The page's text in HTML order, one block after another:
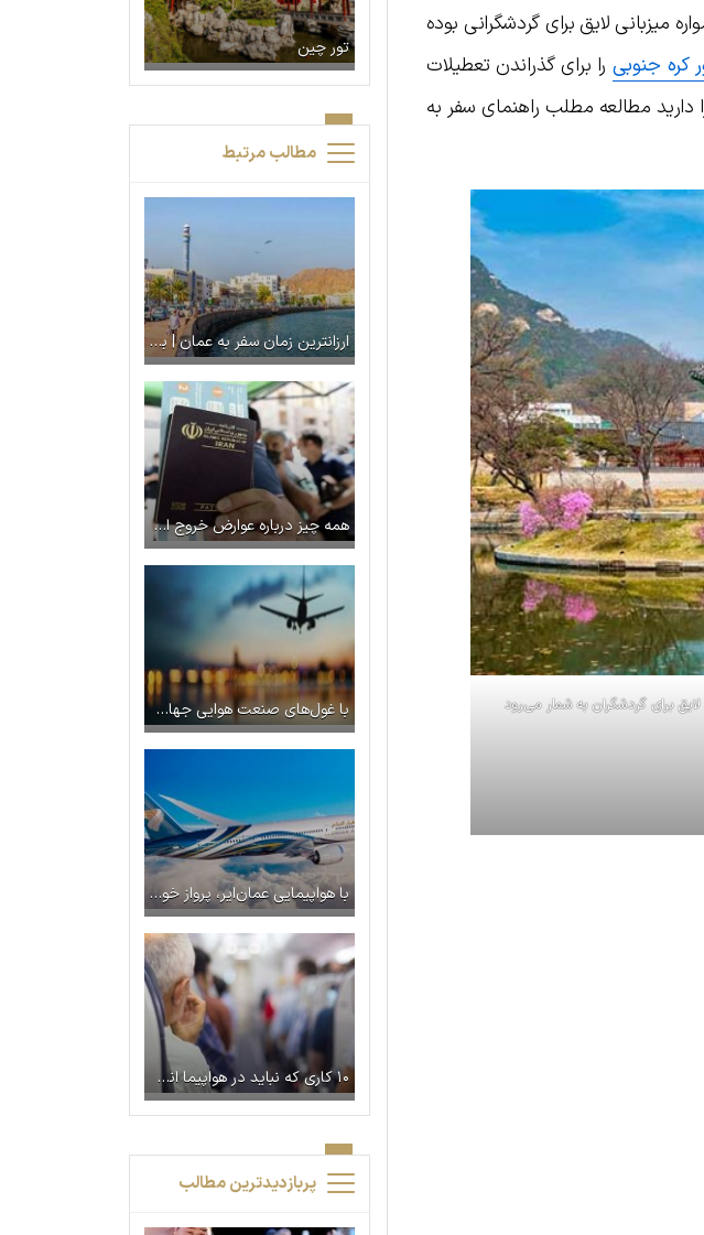
میزبانی لایق برای گردشگرانی بوده
کره جنوبی را برای گذراندن تعطیلات
مطالعه مطلب راهنمای سفر به
برای گردشگران به شمار می‌رود
تور چین
مطالب مرتبط
ارزانترین زمان سفر به عمان | بهار یا زمستان؟
همه چیز درباره عوارض خروج از کشور + نرخ جدید ۱۴۰۴ و نحوه پرداخت
با غول‌های صنعت هوایی جهان در سال ۲۰۱۹ آشنا شوید
با هواپیمایی عمان‌ایر، پرواز خود را خاطره‌انگیز کنید
۱۰ کاری که نباید در هواپیما انجام داد!
پربازدیدترین مطالب